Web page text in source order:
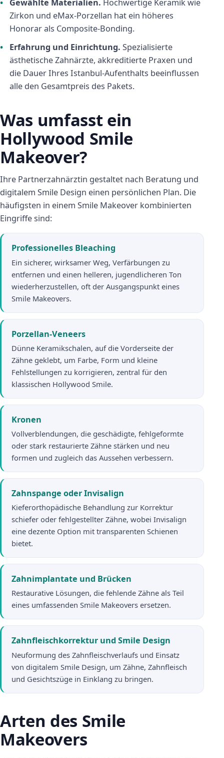
Gewählte Materialien. Hochwertige Keramik wie
Zirkon und eMax-Porzellan hat ein höheres
Honorar als Composite-Bonding.
Erfahrung und Einrichtung. Spezialisierte
ästhetische Zahnärzte, akkreditierte Praxen und
die Dauer Ihres Istanbul-Aufenthalts beeinflussen
alle den Gesamtpreis des Pakets.
Was umfasst ein
Hollywood Smile
Makeover?
Ihre Partnerzahnärztin gestaltet nach Beratung und
digitalem Smile Design einen persönlichen Plan. Die
häufigsten in einem Smile Makeover kombinierten
Eingriffe sind:
Professionelles Bleaching
Ein sicherer, wirksamer Weg, Verfärbungen zu
entfernen und einen helleren, jugendlicheren Ton
wiederherzustellen, oft der Ausgangspunkt eines
Smile Makeovers.
Porzellan-Veneers
Dünne Keramikschalen, auf die Vorderseite der
Zähne geklebt, um Farbe, Form und kleine
Fehlstellungen zu korrigieren, zentral für den
klassischen Hollywood Smile.
Kronen
Vollverblendungen, die geschädigte, fehlgeformte
oder stark restaurierte Zähne stärken und neu
formen und zugleich das Aussehen verbessern.
Zahnspange oder Invisalign
Kieferorthopädische Behandlung zur Korrektur
schiefer oder fehlgestellter Zähne, wobei Invisalign
eine dezente Option mit transparenten Schienen
bietet.
Zahnimplantate und Brücken
Restaurative Lösungen, die fehlende Zähne als Teil
eines umfassenden Smile Makeovers ersetzen.
Zahnfleischkorrektur und Smile Design
Neuformung des Zahnfleischverlaufs und Einsatz
von digitalem Smile Design, um Zähne, Zahnfleisch
und Gesichtszüge in Einklang zu bringen.
Arten des Smile
Makeovers